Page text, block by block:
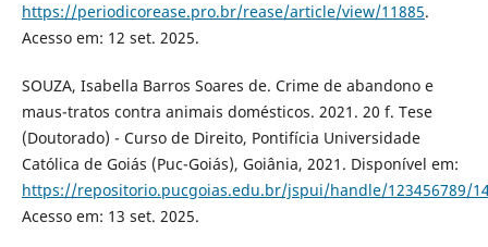
https://periodicorease.pro.br/rease/article/view/11885.
Acesso em: 12 set. 2025.
SOUZA, Isabella Barros Soares de. Crime de abandono e
maus-tratos contra animais domésticos. 2021. 20 f. Tese
(Doutorado) - Curso de Direito, Pontifícia Universidade
Católica de Goiás (Puc-Goiás), Goiânia, 2021. Disponível em:
https://repositorio.pucgoias.edu.br/jspui/handle/123456789/
Acesso em: 13 set. 2025.